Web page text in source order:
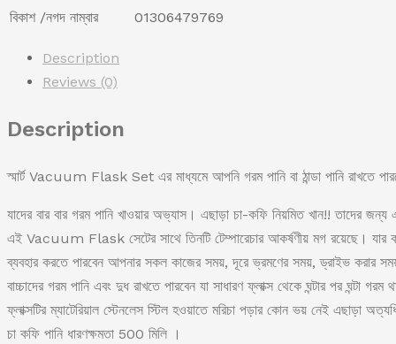
বিকাশ /নগদ নাম্বার
01306479769
Description
Reviews (0)
Description
স্মার্ট Vacuum Flask Set এর মাধ্যমে আপনি গরম পানি বা ঠান্ডা পানি রাখতে
যাদের বার বার গরম পানি খাওয়ার অভ্যাস। এছাড়া চা-কফি নিয়মিত খান!!
এই Vacuum Flask সেটের সাথে তিনটি টেম্পারেচার আকর্ষণীয় মগ রয়েছে। যার
ব্যবহার করতে পারবেন আপনার সকল কাজের সময়, দূরে ভ্রমণের সময়, ড্রাইভ করার
বাচ্চাদের গরম পানি এবং দুধ রাখতে পারবেন যা সাধারণ ফ্লাক্স থেকে ঘন্টার পর ঘন্টা গরম
ফ্লাক্সটির ম্যাটেরিয়াল স্টেনলেস স্টিল হওয়াতে মরিচা পড়ার কোন ভয় নেই এছাড়া
চা কফি পানি ধারণক্ষমতা 500 মিলি ।